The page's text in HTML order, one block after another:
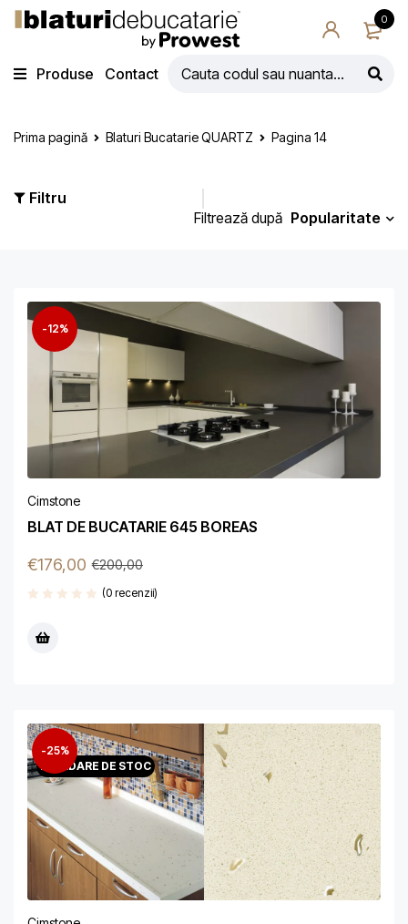
0
Produse Contact
Prima pagină Blaturi Bucatarie QUARTZ Pagina 14
Filtru
Filtrează după Popularitate
-12%
Cimstone
BLAT DE BUCATARIE 645 BOREAS
€200,00
€176,00
(0 recenzii)
LICHIDARE DE STOC
-25%